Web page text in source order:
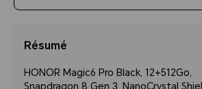
Résumé
HONOR Magic6 Pro Black, 12+512Go,
Snapdragon 8 Gen 3, NanoCrystal